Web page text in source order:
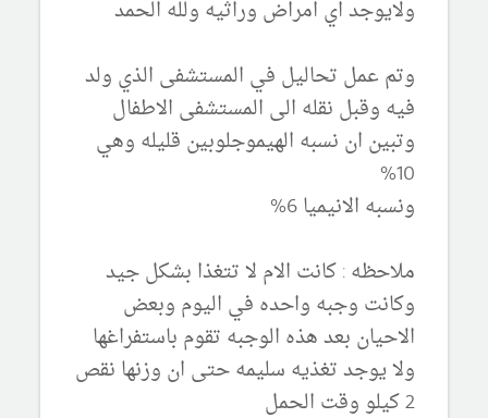
ولايوجد اي امراض وراثيه ولله الحمد
وتم عمل تحاليل في المستشفى الذي ولد
فيه وقبل نقله الى المستشفى الاطفال
وتبين ان نسبه الهيموجلوبين قليله وهي
10%
ونسبه الانيميا 6%
ملاحظه : كانت الام لا تتغذا بشكل جيد
وكانت وجبه واحده في اليوم وبعض
الاحيان بعد هذه الوجبه تقوم باستفراغها
ولا يوجد تغذيه سليمه حتى ان وزنها نقص
2 كيلو وقت الحمل